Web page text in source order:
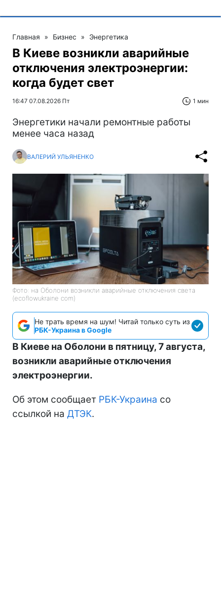
Главная » Бизнес » Энергетика
В Киеве возникли аварийные
отключения электроэнергии:
когда будет свет
16:47 07.08.2026 Пт 1 мин
Энергетики начали ремонтные работы
менее часа назад
ВАЛЕРИЙ УЛЬЯНЕНКО
Фото: на Оболони возникли аварийные отключения света
(ecoflowukraine com)
Не трать время на шум! Читай только суть из
РБК-Украина в Google
В Киеве на Оболони в пятницу, 7 августа,
возникли аварийные отключения
электроэнергии.
Об этом сообщает РБК-Украина со
ссылкой на ДТЭК.